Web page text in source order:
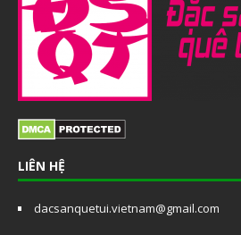
LIÊN HỆ
dacsanquetui.vietnam@gmail.com